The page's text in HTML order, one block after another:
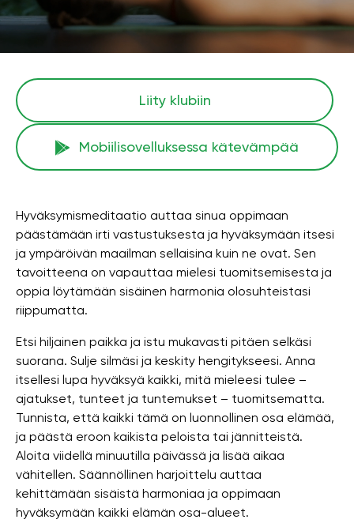
Liity klubiin
Mobiilisovelluksessa kätevämpää
Hyväksymismeditaatio auttaa sinua oppimaan
päästämään irti vastustuksesta ja hyväksymään itsesi
ja ympäröivän maailman sellaisina kuin ne ovat. Sen
tavoitteena on vapauttaa mielesi tuomitsemisesta ja
oppia löytämään sisäinen harmonia olosuhteistasi
riippumatta.
Etsi hiljainen paikka ja istu mukavasti pitäen selkäsi
suorana. Sulje silmäsi ja keskity hengitykseesi. Anna
itsellesi lupa hyväksyä kaikki, mitä mieleesi tulee –
ajatukset, tunteet ja tuntemukset – tuomitsematta.
Tunnista, että kaikki tämä on luonnollinen osa elämää,
ja päästä eroon kaikista peloista tai jännitteistä.
Aloita viidellä minuutilla päivässä ja lisää aikaa
vähitellen. Säännöllinen harjoittelu auttaa
kehittämään sisäistä harmoniaa ja oppimaan
hyväksymään kaikki elämän osa-alueet.